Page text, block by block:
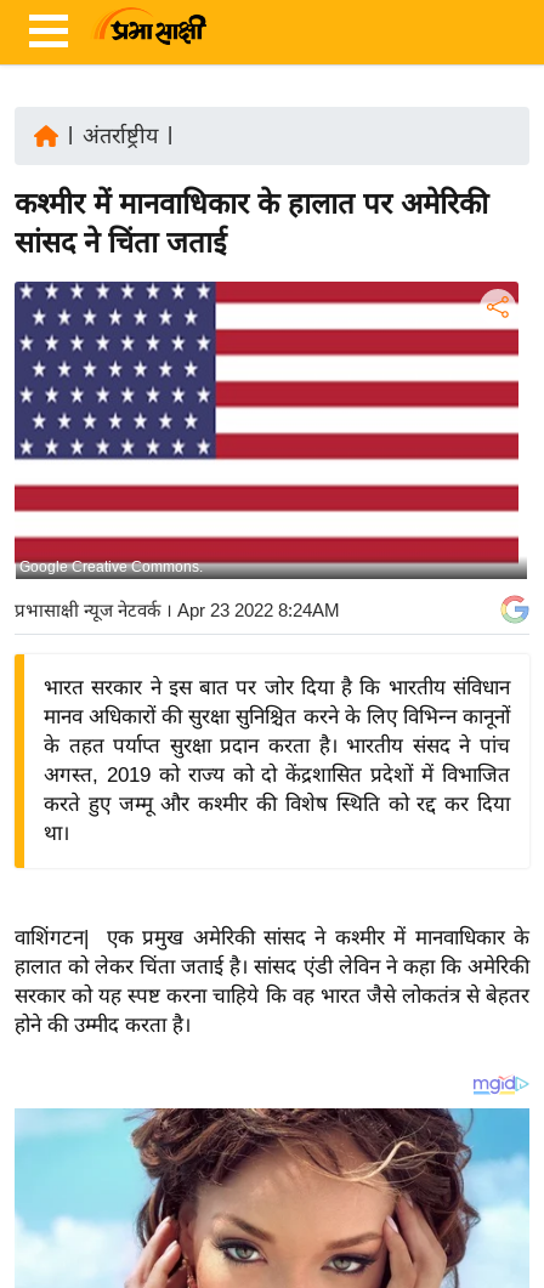
ज़ा
ख
र
रा
ष्ट्री
य
अं
त
र्रा
ष्ट्री
य
बि
ज़
द्यो
वि
शे
ष
ज्ञ
ब
खे
अंतर्राष्ट्रीय|
कश्मीर में मानवाधिकार के हालात पर अमेरिकी
सांसद ने चिंता जताई
Google Creative Commons.
प्रभासाक्षी न्यूज नेटवर्क। Apr 23 2022 8:24AM
भारत सरकार ने इस बात पर जोर दिया है कि भारतीय संविधान
मानव अधिकारों की सुरक्षा सुनिश्चित करने के लिए विभिन्न कानूनों
के तहत पर्याप्त सुरक्षा प्रदान करता है। भारतीय संसद ने पांच
अगस्त, 2019 को राज्य को दो केंद्रशासित प्रदेशों में विभाजित
करते हुए जम्मू और कश्मीर की विशेष स्थिति को रद्द कर दिया
था।
वाशिंगटन| एक प्रमुख अमेरिकी सांसद ने कश्मीर में मानवाधिकार के
हालात को लेकर चिंता जताई है। सांसद एंडी लेविन ने कहा कि अमेरिकी
सरकार को यह स्पष्ट करना चाहिये कि वह भारत जैसे लोकतंत्र से बेहतर
होने की उम्मीद करता है।